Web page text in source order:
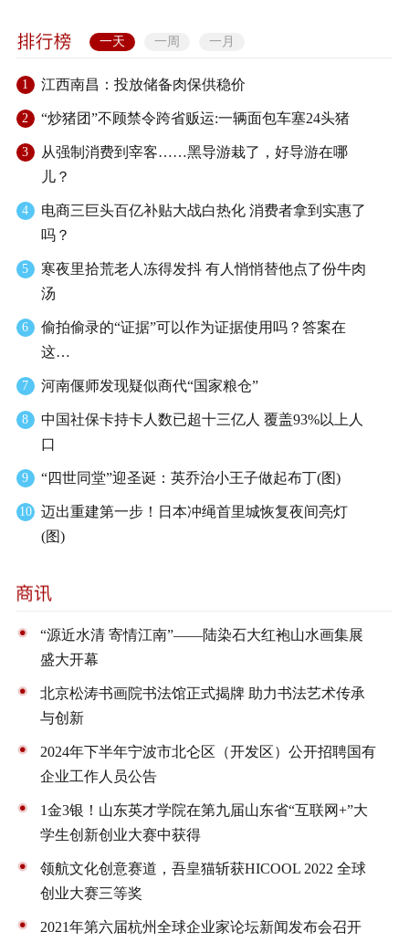
一天 一周 一月
1 江西南昌：投放储备肉保供稳价
2 “炒猪团”不顾禁令跨省贩运:一辆面包车塞24头猪
3
从强制消费到宰客……黑导游栽了，好导游在哪
儿？
4
电商三巨头百亿补贴大战白热化 消费者拿到实惠了
吗？
5
寒夜里拾荒老人冻得发抖 有人悄悄替他点了份牛肉
汤
6
偷拍偷录的“证据”可以作为证据使用吗？答案在
这…
7 河南偃师发现疑似商代“国家粮仓”
8
中国社保卡持卡人数已超十三亿人 覆盖93%以上人
口
9 “四世同堂”迎圣诞：英乔治小王子做起布丁(图)
10
迈出重建第一步！日本冲绳首里城恢复夜间亮灯
(图)
“源近水清 寄情江南”——陆染石大红袍山水画集展
盛大开幕
北京松涛书画院书法馆正式揭牌 助力书法艺术传承
与创新
2024年下半年宁波市北仑区（开发区）公开招聘国有
企业工作人员公告
1金3银！山东英才学院在第九届山东省“互联网+”大
学生创新创业大赛中获得
领航文化创意赛道，吾皇猫斩获HICOOL 2022 全球
创业大赛三等奖
2021年第六届杭州全球企业家论坛新闻发布会召开